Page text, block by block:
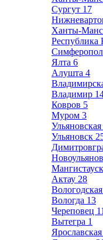
Сургут 17
Ханты-
Ялта 6
Алушта 4
Владимир
Ковров 5
Муром 3
Ульяновская
Ульяновск
Актау 28
Вологда 13
Череповец 11
Вытегра 1